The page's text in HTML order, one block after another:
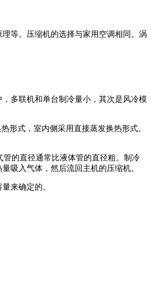
等。压缩机的选择与家用空调相同。涡
多联机和单台制冷量小，其次是风冷模
形式，室内侧采用直接蒸发换热形式。
的直径通常比液体管的直径粗。制冷
吸入气体，然后流回主机的压缩机。
来确定的。